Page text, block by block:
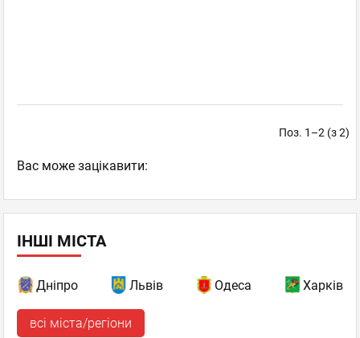
Поз. 1–2 (з 2)
Вас може зацікавити:
ІНШІ МІСТА
Дніпро Львів Одеса Харків
всі міста/регіони